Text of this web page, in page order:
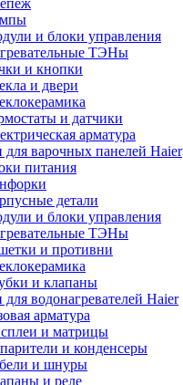
и блоки управления
ТЭНы
и кнопки
и двери
и датчики
арматура
для варочных панелей Haier
питания
детали
и блоки управления
ТЭНы
и противни
и клапаны
для водонагревателей Haier
арматура
и матрицы
и конденсеры
и шнуры
и реле